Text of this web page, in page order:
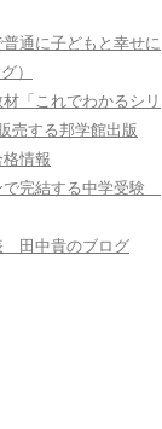
通に子どもと幸せに
）
「これでわかるシリ
売する邦学館出版
情報
で完結する中学受験
田中貴のブログ